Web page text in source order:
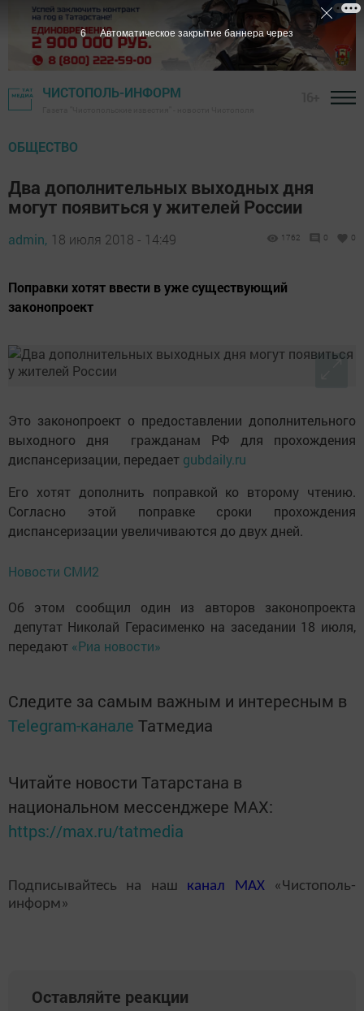
ЧИСТОПОЛЬ-ИНФОРМ
ОБЩЕСТВО
Два дополнительных выходных дня
могут появиться у жителей России
admin, 18 июля 2018 - 14:49 1762 0 0
Поправки хотят ввести в уже существующий
законопроект
Это законопроект о предоставлении дополнительного
выходного дня гражданам РФ для прохождения
диспансеризации, передает gubdaily.ru
Его хотят дополнить поправкой ко второму чтению.
Согласно этой поправке сроки прохождения
диспансеризации увеличиваются до двух дней.
Новости СМИ2
Об этом сообщил один из авторов законопроекта
депутат Николай Герасименко на заседании 18 июля,
передают «Риа новости»
Следите за самым важным и интересным в
Telegram-канале Татмедиа
Читайте новости Татарстана в
национальном мессенджере MАХ:
https://max.ru/tatmedia
Подписывайтесь на наш канал MAX«Чистополь-
информ»
Оставляйте реакции
5 Автоматическое закрытие баннера через